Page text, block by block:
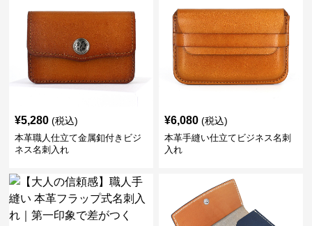
¥5,280 (税込)
本革職人仕立て金属釦付きビジ
ネス名刺入れ
¥6,080 (税込)
本革手縫い仕立てビジネス名刺
入れ